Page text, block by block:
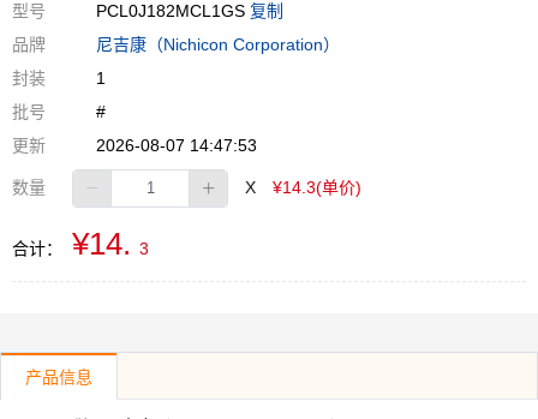
型号
PCL0J182MCL1GS 复制
品牌
尼吉康（Nichicon Corporation）
封装
1
批号
#
更新
2026-08-07 14:47:53
数量 X ¥14.3(单价)
合计： ¥14. 3
产品信息